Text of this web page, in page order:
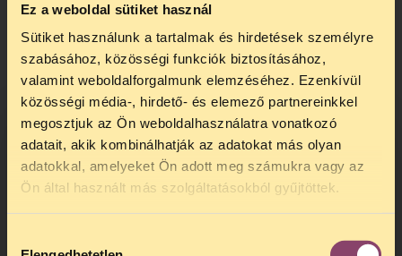
Ez a weboldal sütiket használ
Sütiket használunk a tartalmak és hirdetések személyre
szabásához, közösségi funkciók biztosításához,
valamint weboldalforgalmunk elemzéséhez. Ezenkívül
közösségi média-, hirdető- és elemező partnereinkkel
megosztjuk az Ön weboldalhasználatra vonatkozó
adatait, akik kombinálhatják az adatokat más olyan
adatokkal, amelyeket Ön adott meg számukra vagy az
Ön által használt más szolgáltatásokból gyűjtöttek.
gárda elutasítottsága fontos kapukat zár
be a Jobbik előtt: a modernebb,
szalonképesebb és a Fidesznél nemzetibb
jobboldaliakat elriasztja, illetve azok
inkább a Fideszt fogják választani” –
elemzi a helyzetet Nagy Ervin. Egyes
jobbikosok szerint a Magyar Gárda csak
ürügy volt a korábbi vezetés
visszavonulására, amelynek tagjai érdemi
munkát már nem végeztek; ráadásul
TELEFONOS JOGSEGÉLY
SZÜNET!